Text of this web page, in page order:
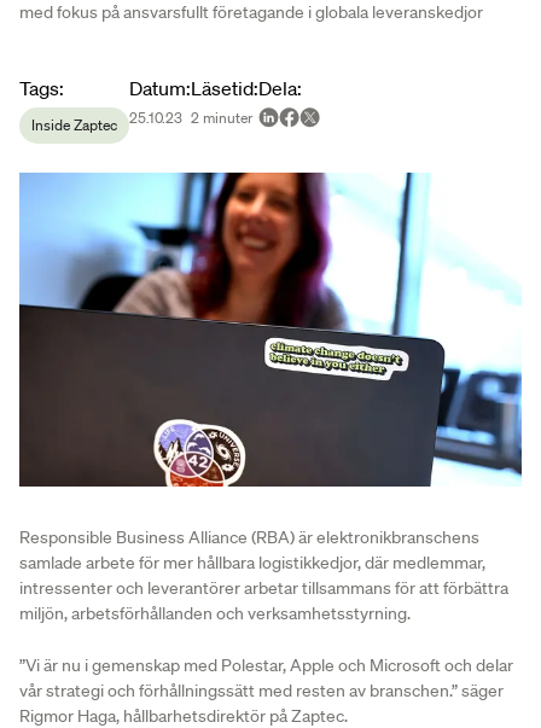
med fokus på ansvarsfullt företagande i globala leveranskedjor
Article metadata
Tags:
Inside Zaptec
Datum:
25.10.23
Läsetid:
2 minuter
Dela:
Responsible Business Alliance (RBA) är elektronikbranschens
samlade arbete för mer hållbara logistikkedjor, där medlemmar,
intressenter och leverantörer arbetar tillsammans för att förbättra
miljön, arbetsförhållanden och verksamhetsstyrning.
”Vi är nu i gemenskap med Polestar, Apple och Microsoft och delar
vår strategi och förhållningssätt med resten av branschen.” säger
Rigmor Haga, hållbarhetsdirektör på Zaptec.